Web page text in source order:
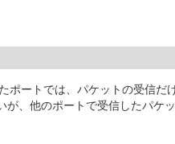
ポートでは、パケットの受信
が、他のポートで受信したパ